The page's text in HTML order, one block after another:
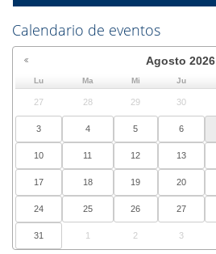
Calendario de eventos
Agosto 2026
Lu Ma Mi Ju
27 28 29 30
3 4 5 6
10 11 12 13
17 18 19 20
24 25 26 27
31 1 2 3